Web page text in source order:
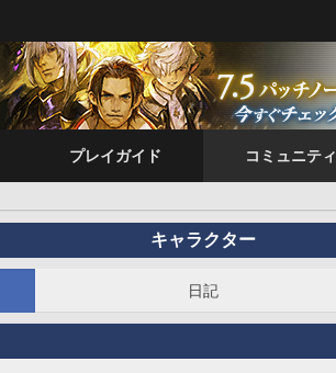
プレイガイド コミュニティ
キャラクター
日記